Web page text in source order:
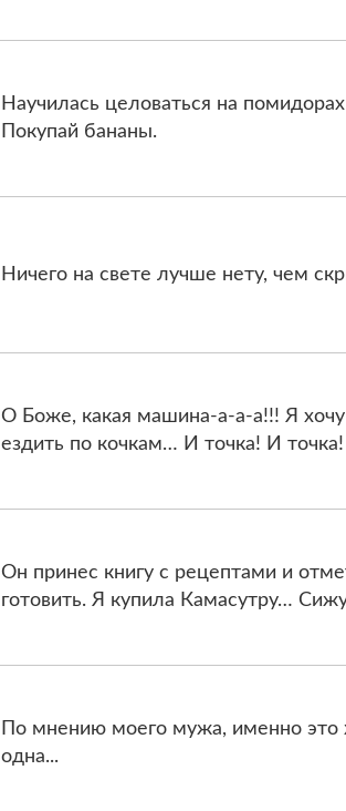
Научилась целоваться на
Покупай бананы.
Ничего на свете лучше нету, чем
О Боже, какая машина-а-а-а!!! Я
ездить по кочкам… И точка! И точка!
Он принес книгу с рецептами и
готовить. Я купила Камасутру…
По мнению моего мужа, именно
одна...